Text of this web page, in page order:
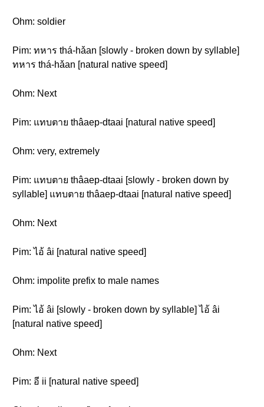
Ohm: soldier
Pim: ทหาร thá-hǎan [slowly - broken down by syllable]
ทหาร thá-hǎan [natural native speed]
Ohm: Next
Pim: แทบตาย thâaep-dtaai [natural native speed]
Ohm: very, extremely
Pim: แทบตาย thâaep-dtaai [slowly - broken down by
syllable] แทบตาย thâaep-dtaai [natural native speed]
Ohm: Next
Pim: ไอ้ âi [natural native speed]
Ohm: impolite prefix to male names
Pim: ไอ้ âi [slowly - broken down by syllable] ไอ้ âi
[natural native speed]
Ohm: Next
Pim: อี ii [natural native speed]